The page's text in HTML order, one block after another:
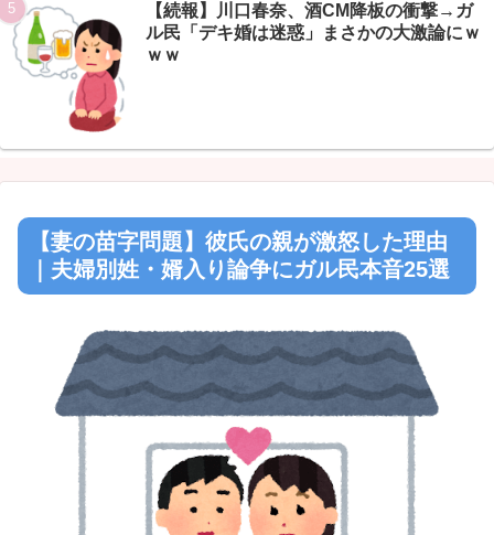
【続報】川口春奈、酒CM降板の衝撃→ガ
ル民「デキ婚は迷惑」まさかの大激論にｗ
ｗｗ
【妻の苗字問題】彼氏の親が激怒した理由
｜夫婦別姓・婿入り論争にガル民本音25選